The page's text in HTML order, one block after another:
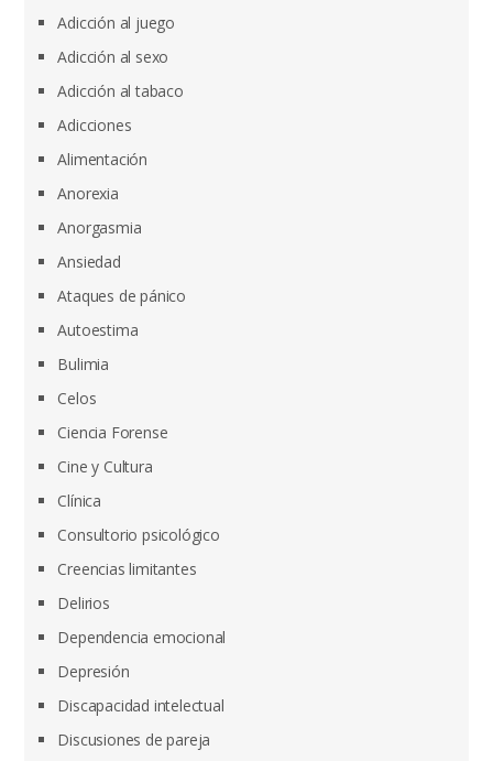
Adicción al juego
Adicción al sexo
Adicción al tabaco
Adicciones
Alimentación
Anorexia
Anorgasmia
Ansiedad
Ataques de pánico
Autoestima
Bulimia
Celos
Ciencia Forense
Cine y Cultura
Clínica
Consultorio psicológico
Creencias limitantes
Delirios
Dependencia emocional
Depresión
Discapacidad intelectual
Discusiones de pareja